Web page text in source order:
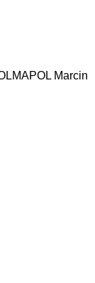
Marcin